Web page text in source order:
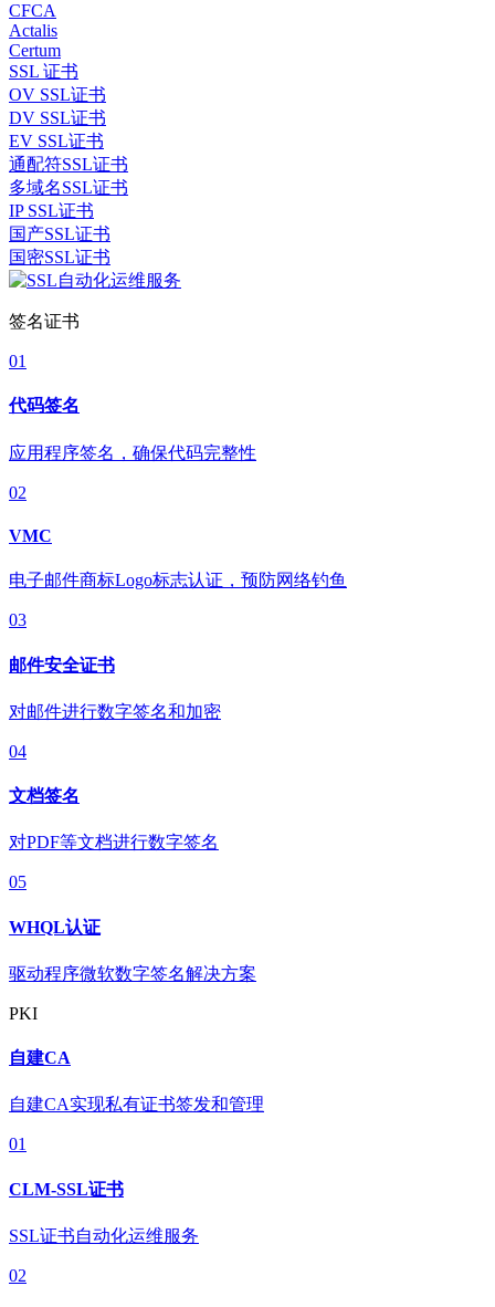
CFCA
Actalis
Certum
SSL 证书
OV SSL证书
DV SSL证书
EV SSL证书
通配符SSL证书
多域名SSL证书
IP SSL证书
国产SSL证书
国密SSL证书
签名证书
01
代码签名
应用程序签名，确保代码完整性
02
VMC
电子邮件商标Logo标志认证，预防网络钓鱼
03
邮件安全证书
对邮件进行数字签名和加密
04
文档签名
对PDF等文档进行数字签名
05
WHQL认证
驱动程序微软数字签名解决方案
PKI
自建CA
自建CA实现私有证书签发和管理
01
CLM-SSL证书
SSL证书自动化运维服务
02